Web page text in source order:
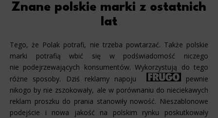
Znane polskie marki z ostatnich
lat
Tego, że Polak potrafi, nie trzeba powtarzać. Także polskie
marki potrafią wbić się w podświadomość niczego
nie podejrzewających konsumentów. Wykorzystują do tego
różne sposoby. Dziś reklamy napoju
pewnie
nikogo by nie zszokowały, ale w porównaniu do nieciekawych
reklam proszku do prania stanowiły nowość. Nieszablonowe
podejście i nowa jakość na polskim rynku poskutkowały